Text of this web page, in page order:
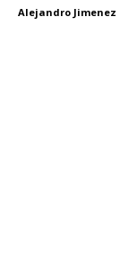
Alejandro Jimenez